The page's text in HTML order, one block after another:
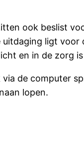
ook beslist
ligt
en in de zorg is
de computer
lopen.